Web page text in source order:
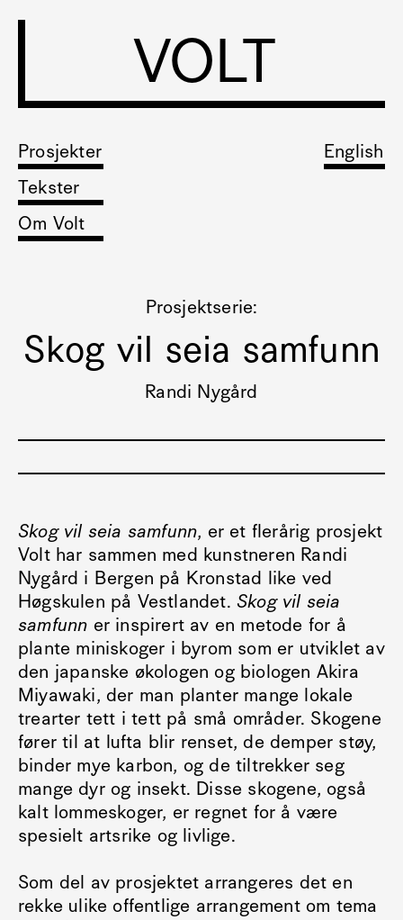
VOLT
Prosjekter
Tekster
Om Volt
English
Prosjektserie:
Skog vil seia samfunn
Randi Nygård
Skog vil seia samfunn, er et flerårig prosjekt
Volt har sammen med kunstneren Randi
Nygård i Bergen på Kronstad like ved
Høgskulen på Vestlandet. Skog vil seia
samfunn er inspirert av en metode for å
plante miniskoger i byrom som er utviklet av
den japanske økologen og biologen Akira
Miyawaki, der man planter mange lokale
trearter tett i tett på små områder. Skogene
fører til at lufta blir renset, de demper støy,
binder mye karbon, og de tiltrekker seg
mange dyr og insekt. Disse skogene, også
kalt lommeskoger, er regnet for å være
spesielt artsrike og livlige.
Som del av prosjektet arrangeres det en
rekke ulike offentlige arrangement om tema